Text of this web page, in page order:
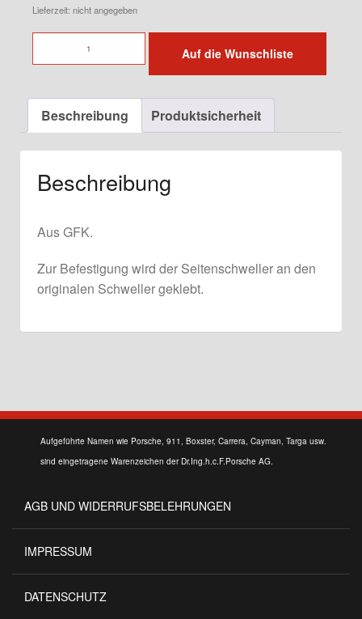
Lieferzeit: nicht angegeben
für
Rechts
Menge
Auf die Wunschliste
Beschreibung Produktsicherheit
Beschreibung
Aus GFK.
Zur Befestigung wird der Seitenschweller an den
originalen Schweller geklebt.
Aufgeführte Namen wie Porsche, 911, Boxster, Carrera, Cayman, Targa usw.
sind eingetragene Warenzeichen der Dr.Ing.h.c.F.Porsche AG.
AGB UND WIDERRUFSBELEHRUNGEN
IMPRESSUM
DATENSCHUTZ